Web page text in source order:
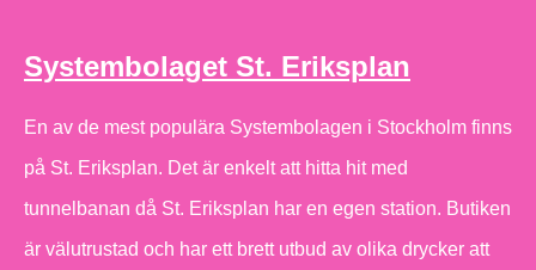
Systembolaget St. Eriksplan
En av de mest populära Systembolagen i Stockholm finns
på St. Eriksplan. Det är enkelt att hitta hit med
tunnelbanan då St. Eriksplan har en egen station. Butiken
är välutrustad och har ett brett utbud av olika drycker att